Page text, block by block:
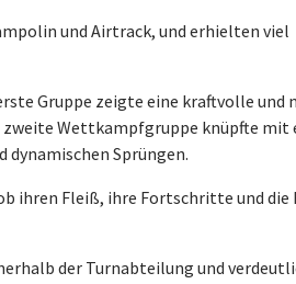
und Airtrack, und erhielten viel
Gruppe zeigte eine kraftvolle und
Wettkampfgruppe knüpfte mit
Sprüngen.
ihren Fleiß, ihre Fortschritte und die
der Turnabteilung und